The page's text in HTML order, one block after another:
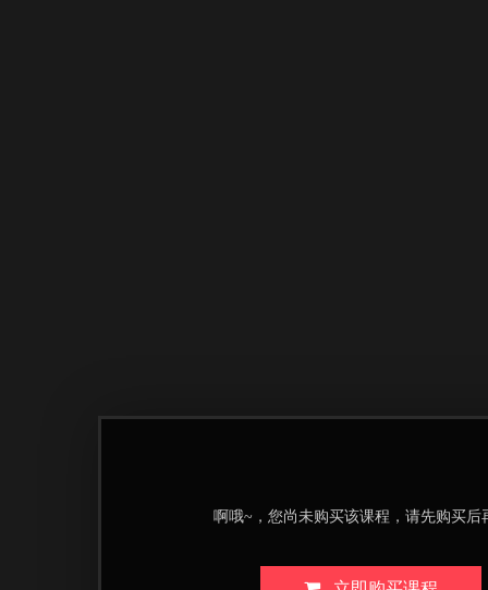
啊哦~，您尚未购买该课程，请先购买后